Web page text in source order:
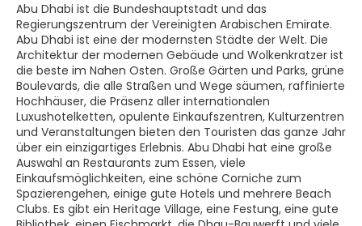
Abu Dhabi ist die Bundeshauptstadt und das
Regierungszentrum der Vereinigten Arabischen Emirate.
Abu Dhabi ist eine der modernsten Städte der Welt. Die
Architektur der modernen Gebäude und Wolkenkratzer ist
die beste im Nahen Osten. Große Gärten und Parks, grüne
Boulevards, die alle Straßen und Wege säumen, raffinierte
Hochhäuser, die Präsenz aller internationalen
Luxushotelketten, opulente Einkaufszentren, Kulturzentren
und Veranstaltungen bieten den Touristen das ganze Jahr
über ein einzigartiges Erlebnis. Abu Dhabi hat eine große
Auswahl an Restaurants zum Essen, viele
Einkaufsmöglichkeiten, eine schöne Corniche zum
Spazierengehen, einige gute Hotels und mehrere Beach
Clubs. Es gibt ein Heritage Village, eine Festung, eine gute